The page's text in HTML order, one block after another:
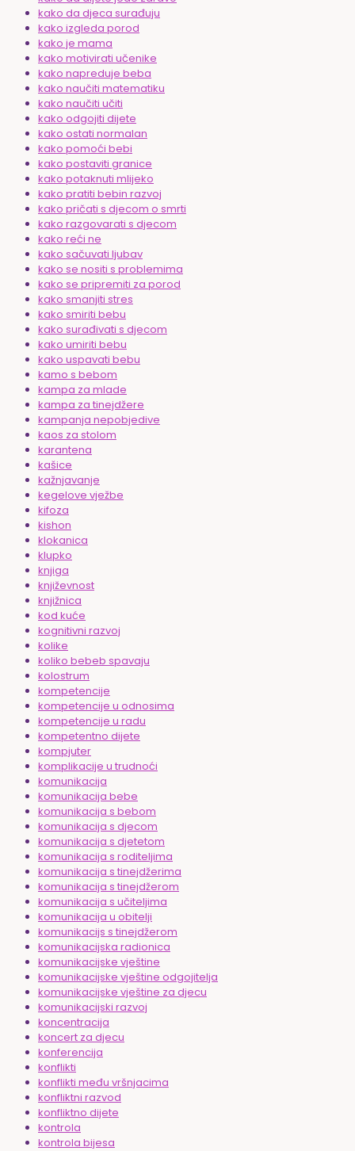
kako da djeca surađuju
kako izgleda porod
kako je mama
kako motivirati učenike
kako napreduje beba
kako naučiti matematiku
kako naučiti učiti
kako odgojiti dijete
kako ostati normalan
kako pomoći bebi
kako postaviti granice
kako potaknuti mlijeko
kako pratiti bebin razvoj
kako pričati s djecom o smrti
kako razgovarati s djecom
kako reći ne
kako sačuvati ljubav
kako se nositi s problemima
kako se pripremiti za porod
kako smanjiti stres
kako smiriti bebu
kako surađivati s djecom
kako umiriti bebu
kako uspavati bebu
kamo s bebom
kampa za mlade
kampa za tinejdžere
kampanja nepobjedive
kaos za stolom
karantena
kašice
kažnjavanje
kegelove vježbe
kifoza
kishon
klokanica
klupko
knjiga
književnost
knjižnica
kod kuće
kognitivni razvoj
kolike
koliko bebeb spavaju
kolostrum
kompetencije
kompetencije u odnosima
kompetencije u radu
kompetentno dijete
kompjuter
komplikacije u trudnoći
komunikacija
komunikacija bebe
komunikacija s bebom
komunikacija s djecom
komunikacija s djetetom
komunikacija s roditeljima
komunikacija s tinejdžerima
komunikacija s tinejdžerom
komunikacija s učiteljima
komunikacija u obitelji
komunikacijs s tinejdžerom
komunikacijska radionica
komunikacijske vještine
komunikacijske vještine odgojitelja
komunikacijske vještine za djecu
komunikacijski razvoj
koncentracija
koncert za djecu
konferencija
konflikti
konflikti među vršnjacima
konfliktni razvod
konfliktno dijete
kontrola
kontrola bijesa